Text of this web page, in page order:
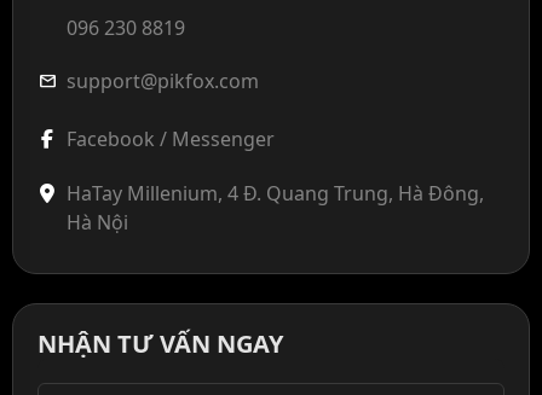
096 230 8819
mail support@pikfox.com
Facebook / Messenger
HaTay Millenium, 4 Đ. Quang Trung, Hà Đông,
Hà Nội
NHẬN TƯ VẤN NGAY